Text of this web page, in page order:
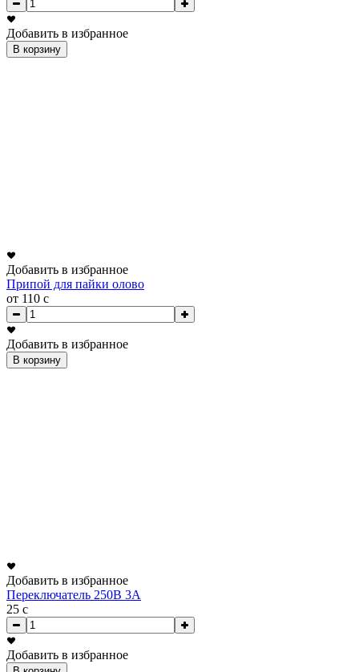
Добавить в избранное
В корзину
Добавить в избранное
Припой для пайки олово
от 110 c
Добавить в избранное
В корзину
Добавить в избранное
Переключатель 250В 3А
25 c
Добавить в избранное